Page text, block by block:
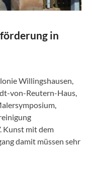
in
Willingshausen,
von-Reutern-Haus,
Kunst mit dem
damit müssen sehr